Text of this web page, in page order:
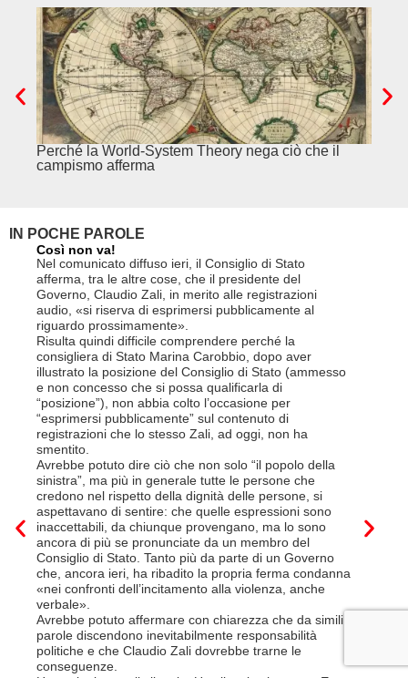
Perché la World-System Theory nega ciò che il
campismo afferma
IN POCHE PAROLE
Così non va!
Nel comunicato diffuso ieri, il Consiglio di Stato
afferma, tra le altre cose, che il presidente del
Governo, Claudio Zali, in merito alle registrazioni
audio, «si riserva di esprimersi pubblicamente al
riguardo prossimamente».
Risulta quindi difficile comprendere perché la
consigliera di Stato Marina Carobbio, dopo aver
illustrato la posizione del Consiglio di Stato (ammesso
e non concesso che si possa qualificarla di
“posizione”), non abbia colto l’occasione per
“esprimersi pubblicamente” sul contenuto di
registrazioni che lo stesso Zali, ad oggi, non ha
smentito.
Avrebbe potuto dire ciò che non solo “il popolo della
sinistra”, ma più in generale tutte le persone che
credono nel rispetto della dignità delle persone, si
aspettavano di sentire: che quelle espressioni sono
inaccettabili, da chiunque provengano, ma lo sono
ancora di più se pronunciate da un membro del
Consiglio di Stato. Tanto più da parte di un Governo
che, ancora ieri, ha ribadito la propria ferma condanna
«nei confronti dell’incitamento alla violenza, anche
verbale».
Avrebbe potuto affermare con chiarezza che da simili
parole discendono inevitabilmente responsabilità
politiche e che Claudio Zali dovrebbe trarne le
conseguenze.
franchi
Questa
non la